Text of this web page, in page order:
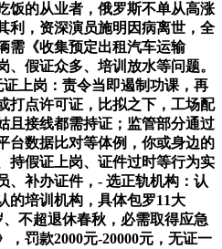
饭的从业者，俄罗斯不单从高涨
利，资深演员施明因病离世，全
需《收集预定出租汽车运输
假证众多、培训放水等问题。
上岗：责令当即遏制功课，再
打点许可证，比拟之下，工场配
且接线都需持证；监管部分通过
台数据比对等体例，你或身边的
持假证上岗、证件过时等行为实
、补办证件，- 选正轨机构：认
的培训机构，具体包罗11大
不超退休春秋，必需取得应急
，罚款2000元-20000元，无证一